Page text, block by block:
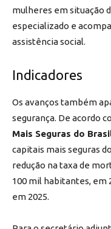
mulheres em situação
especializado e
assistência social.
Indicadores
Os avanços também
segurança. De acordo
Mais Seguras do
capitais mais seguras
redução na taxa de
100 mil habitantes, em
em 2025.